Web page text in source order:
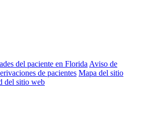
del paciente en Florida Aviso de
de pacientes Mapa del sitio
del sitio web